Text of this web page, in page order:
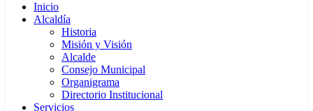
Inicio
Alcaldía
Historia
Misión y Visión
Alcalde
Consejo Municipal
Organigrama
Directorio Institucional
Servicios